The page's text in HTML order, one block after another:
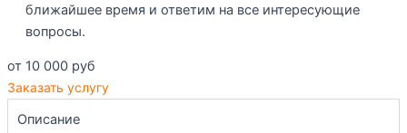
ближайшее время и ответим на все интересующие
вопросы.
от 10 000 руб
Заказать услугу
Описание